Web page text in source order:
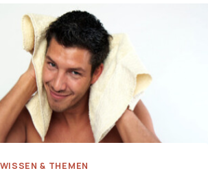
& THEMEN